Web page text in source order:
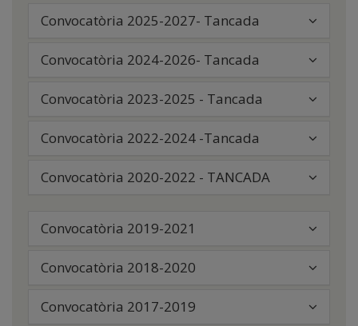
Convocatòria 2025-2027- Tancada
Convocatòria 2024-2026- Tancada
Convocatòria 2023-2025 - Tancada
Convocatòria 2022-2024 -Tancada
Convocatòria 2020-2022 - TANCADA
Convocatòria 2019-2021
Convocatòria 2018-2020
Convocatòria 2017-2019